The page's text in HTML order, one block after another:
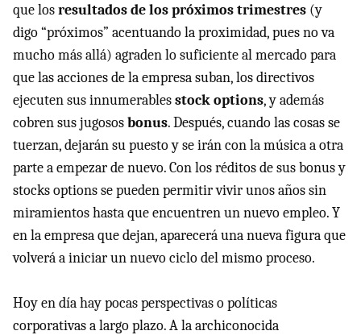
que losresultados de los próximos trimestres (y
digo “próximos” acentuando la proximidad, pues no va
mucho más allá) agraden lo suficiente al mercado para
que las acciones de la empresa suban, los directivos
ejecuten sus innumerablesstock options, y además
cobren sus jugososbonus. Después, cuando las cosas se
tuerzan, dejarán su puesto y se irán con la música a otra
parte a empezar de nuevo. Con los réditos de sus bonus y
stocks options se pueden permitir vivir unos años sin
miramientos hasta que encuentren un nuevo empleo. Y
en la empresa que dejan, aparecerá una nueva figura que
volverá a iniciar un nuevo ciclo del mismo proceso.
Hoy en día hay pocas perspectivas o políticas
corporativas a largo plazo. A la archiconocida